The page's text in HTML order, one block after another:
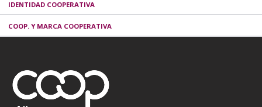
IDENTIDAD COOPERATIVA
COOP. Y MARCA COOPERATIVA